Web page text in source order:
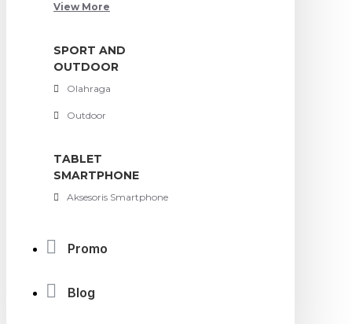
View More
SPORT AND
OUTDOOR
Olahraga
Outdoor
TABLET
SMARTPHONE
Aksesoris Smartphone
Promo
Blog